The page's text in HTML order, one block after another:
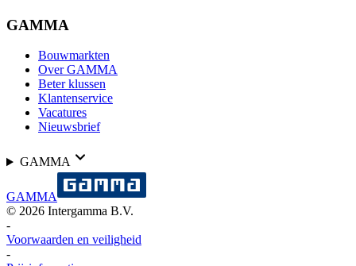
GAMMA
Bouwmarkten
Over GAMMA
Beter klussen
Klantenservice
Vacatures
Nieuwsbrief
GAMMA
GAMMA
© 2026 Intergamma B.V.
-
Voorwaarden en veiligheid
-